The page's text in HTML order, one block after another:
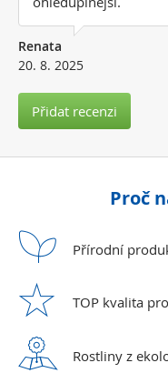
Renata
20. 8. 2025
Přidat recenzi
Proč
Přírodní
TOP kvalita
Rostliny z